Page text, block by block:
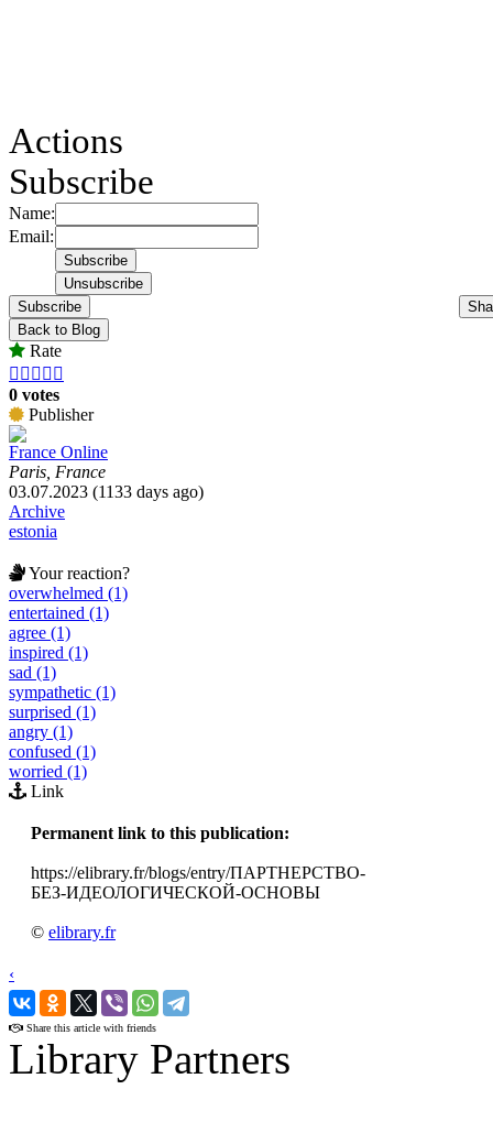
Actions
Subscribe
Name:
Email:
Subscribe
Back to Blog
Rate
    
0 votes
Publisher
France Online
Paris, France
03.07.2023 (1133 days ago)
Archive
estonia
Your reaction?
overwhelmed (1)
entertained (1)
agree (1)
inspired (1)
sad (1)
sympathetic (1)
surprised (1)
angry (1)
confused (1)
worried (1)
Link
Permanent link to this publication:
https://elibrary.fr/blogs/entry/ПАРТНЕРСТВО-
БЕЗ-ИДЕОЛОГИЧЕСКОЙ-ОСНОВЫ
© elibrary.fr
‹
›
Share this article with friends
Library Partners